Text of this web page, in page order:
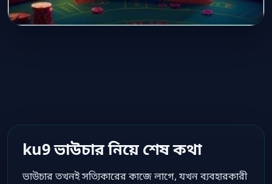
ku9 ভাউচার নিয়ে শেষ কথা
ভাউচার তখনই সত্যিকারের কাজে লাগে, যখন ব্যবহারকারী